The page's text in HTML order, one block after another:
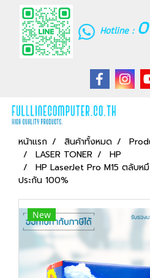
Hotline :
หน้าแรก สินค้าทั้งหมด
LASER TONER
HP
HP LaserJet Pro M15 ตลับ
ประกัน 100%
New